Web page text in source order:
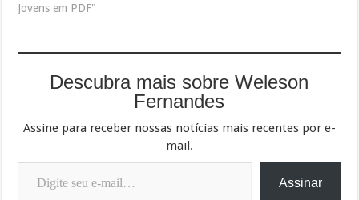
Jovens em PDF"
Descubra mais sobre Weleson
Fernandes
Assine para receber nossas notícias mais recentes por e-
mail.
Digite seu e-mail…
Assinar